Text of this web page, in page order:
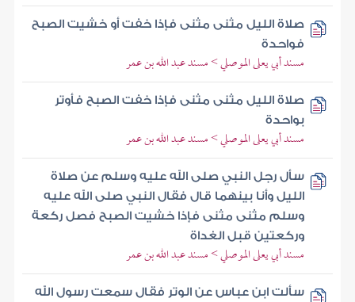
صلاة الليل مثنى مثنى فإذا خفت أو خشيت الصبح
فواحدة
مسند أبي يعلى الموصلي > مسند عبد الله بن عمر
صلاة الليل مثنى مثنى فإذا خفت الصبح فأوتر
بواحدة
مسند أبي يعلى الموصلي > مسند عبد الله بن عمر
سأل رجل النبي صلى الله عليه وسلم عن صلاة
الليل وأنا بينهما قال فقال النبي صلى الله عليه
وسلم مثنى مثنى فإذا خشيت الصبح فصل ركعة
وركعتين قبل الغداة
مسند أبي يعلى الموصلي > مسند عبد الله بن عمر
سألت ابن عباس عن الوتر فقال سمعت رسول الله